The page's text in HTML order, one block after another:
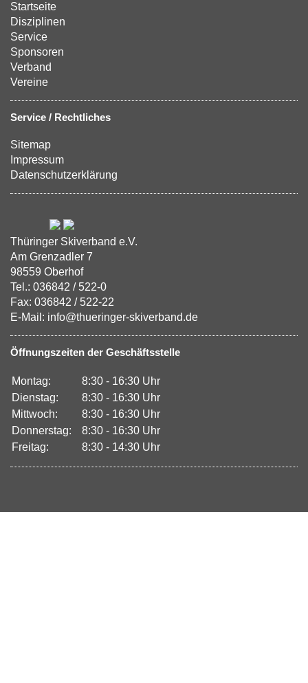
Startseite
Disziplinen
Service
Sponsoren
Verband
Vereine
Service / Rechtliches
Sitemap
Impressum
Datenschutzerklärung
Thüringer Skiverband e.V.
Am Grenzadler 7
98559 Oberhof
Tel.: 036842 / 522-0
Fax: 036842 / 522-22
E-Mail: info@thueringer-skiverband.de
Öffnungszeiten der Geschäftsstelle
Montag:
8:30 - 16:30 Uhr
Dienstag:
8:30 - 16:30 Uhr
Mittwoch:
8:30 - 16:30 Uhr
Donnerstag:
8:30 - 16:30 Uhr
Freitag:
8:30 - 14:30 Uhr